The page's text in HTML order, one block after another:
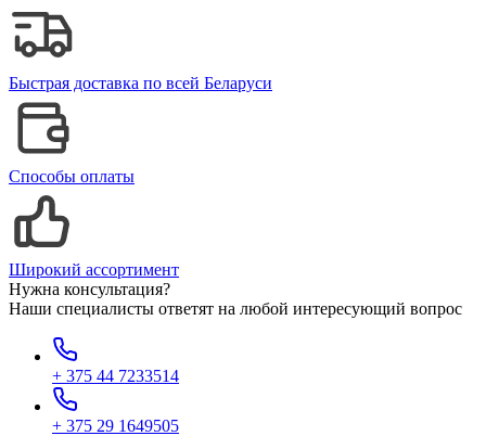
Быстрая доставка по всей Беларуси
Способы оплаты
Широкий ассортимент
Нужна консультация?
Наши специалисты ответят на любой интересующий вопрос
+ 375 44 7233514
+ 375 29 1649505